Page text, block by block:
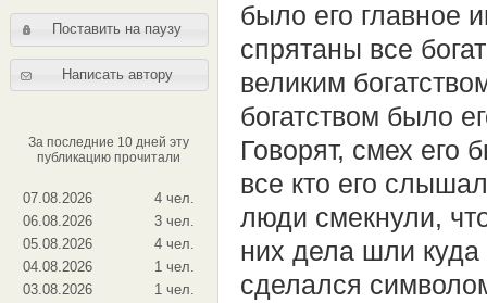
Поставить на паузу
Написать автору
За последние 10 дней эту
публикацию прочитали
07.08.2026
4 чел.
06.08.2026
3 чел.
05.08.2026
4 чел.
04.08.2026
1 чел.
03.08.2026
1 чел.
было его главное
спрятаны все
великим
богатством было
Говорят, смех его
все кто его
люди смекнули,
них дела шли куда
сделался